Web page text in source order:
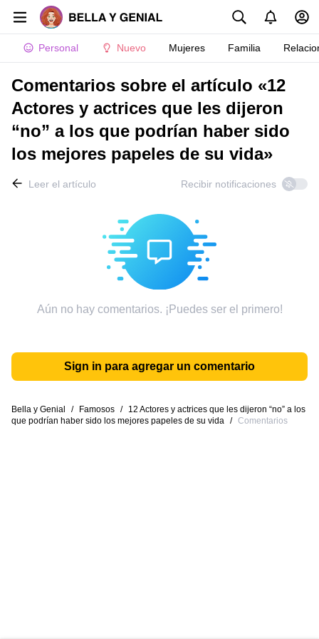
Personal Nuevo Mujeres Familia
Comentarios sobre el artículo «12
Actores y actrices que les dijeron
“no” a los que podrían haber sido
los mejores papeles de su vida»
Leer el artículo Recibir notificaciones
Aún no hay comentarios. ¡Puedes ser el primero!
Sign in para agregar un comentario
Bella y Genial / Famosos /
12 Actores y actrices que les dijeron “no” a los
que podrían haber sido los mejores papeles de su vida / Comentarios